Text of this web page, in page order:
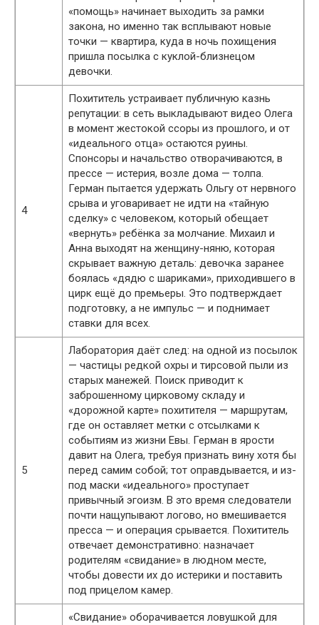
«помощь» начинает выходить за рамки
закона, но именно так всплывают новые
точки — квартира, куда в ночь похищения
пришла посылка с куклой-близнецом
девочки.
4
Похититель устраивает публичную казнь
репутации: в сеть выкладывают видео Олега
в момент жестокой ссоры из прошлого, и от
«идеального отца» остаются руины.
Спонсоры и начальство отворачиваются, в
прессе — истерия, возле дома — толпа.
Герман пытается удержать Ольгу от нервного
срыва и уговаривает не идти на «тайную
сделку» с человеком, который обещает
«вернуть» ребёнка за молчание. Михаил и
Анна выходят на женщину-няню, которая
скрывает важную деталь: девочка заранее
боялась «дядю с шариками», приходившего в
цирк ещё до премьеры. Это подтверждает
подготовку, а не импульс — и поднимает
ставки для всех.
5
Лаборатория даёт след: на одной из посылок
— частицы редкой охры и тирсовой пыли из
старых манежей. Поиск приводит к
заброшенному цирковому складу и
«дорожной карте» похитителя — маршрутам,
где он оставляет метки с отсылками к
событиям из жизни Евы. Герман в ярости
давит на Олега, требуя признать вину хотя бы
перед самим собой; тот оправдывается, и из-
под маски «идеального» проступает
привычный эгоизм. В это время следователи
почти нащупывают логово, но вмешивается
пресса — и операция срывается. Похититель
отвечает демонстративно: назначает
родителям «свидание» в людном месте,
чтобы довести их до истерики и поставить
под прицелом камер.
«Свидание» оборачивается ловушкой для